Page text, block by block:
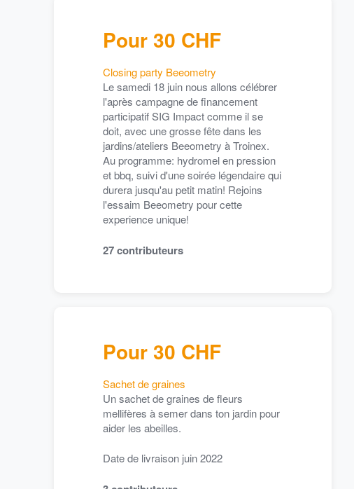
Pour 30 CHF
Closing party Beeometry
Le samedi 18 juin nous allons célébrer
l'après campagne de financement
participatif SIG Impact comme il se
doit, avec une grosse fête dans les
jardins/ateliers Beeometry à Troinex.
Au programme: hydromel en pression
et bbq, suivi d'une soirée légendaire qui
durera jusqu'au petit matin! Rejoins
l'essaim Beeometry pour cette
experience unique!
27contributeurs
Pour 30 CHF
Sachet de graines
Un sachet de graines de fleurs
mellifères à semer dans ton jardin pour
aider les abeilles.
Date de livraison juin 2022
dans les jardins/ateliers Beeometry à Troinex.
hydromel en pression
suivi d’une soirée légendaire qui durera jusqu’au petit matin!
Rejoins l’essaim Beeometry pour cette experience unique et
Tu n’as pas encore participé ? Alors contribues, parles-en autour
MERCI
Lien vers notre compte Instagram etFacebook
On parle de nous !
d’apporter un éclairage qui puisse permettre à chacun de
Et Marie, la fondatrice, a choisi de nous interviewer !
N’hésitez pas à partager cet article très complet !
Merci pour votre soutien et rendez-vous ce soir chez Toms Beers pour